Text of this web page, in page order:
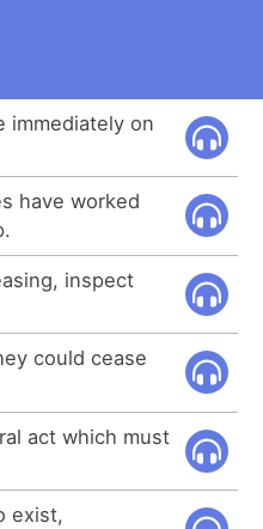
immediately on
have worked
inspect
could cease
act which must
exist,